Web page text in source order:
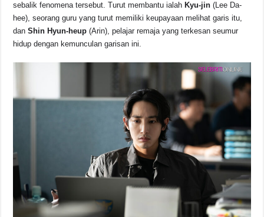
sebalik fenomena tersebut. Turut membantu ialah Kyu-jin (Lee Da-
hee), seorang guru yang turut memiliki keupayaan melihat garis itu,
danShin Hyun-heup (Arin), pelajar remaja yang terkesan seumur
hidup dengan kemunculan garisan ini.